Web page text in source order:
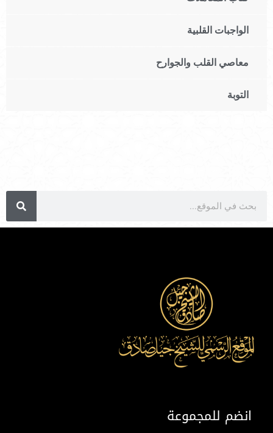
الواجبات القلبية
معاصي القلب والجوارح
التوبة
انضم للمجموعة